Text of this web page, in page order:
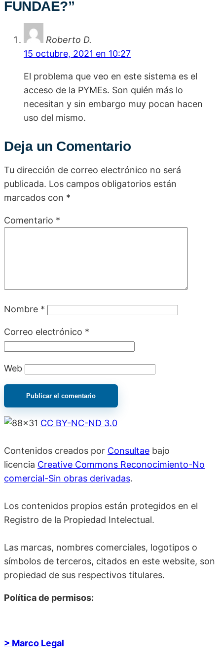
FUNDAE?”
Roberto D.
15 octubre, 2021 en 10:27
El problema que veo en este sistema es el
acceso de la PYMEs. Son quién más lo
necesitan y sin embargo muy pocan hacen
uso del mismo.
Deja un Comentario
Tu dirección de correo electrónico no será
publicada. Los campos obligatorios están
marcados con *
Comentario *
Nombre *
Correo electrónico *
Web
CC BY-NC-ND 3.0
Contenidos creados por Consultae bajo
licencia Creative Commons Reconocimiento-No
comercial-Sin obras derivadas.
Los contenidos propios están protegidos en el
Registro de la Propiedad Intelectual.
Las marcas, nombres comerciales, logotipos o
símbolos de terceros, citados en este website, son
propiedad de sus respectivos titulares.
Política de permisos:
> Marco Legal